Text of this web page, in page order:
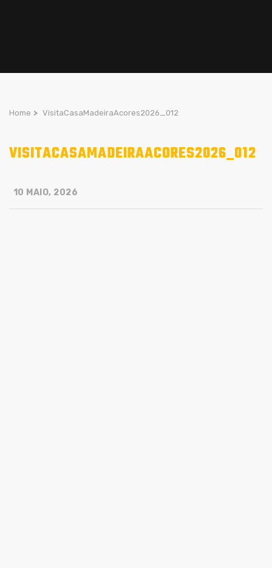
Home > VisitaCasaMadeiraAcores2026_012
VISITACASAMADEIRAACORES2026_012
10 MAIO, 2026